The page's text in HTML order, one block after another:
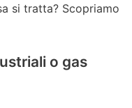
si tratta? Scopriamo
o gas